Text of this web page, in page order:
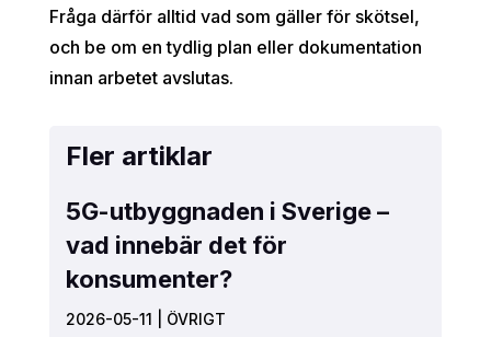
Fråga därför alltid vad som gäller för skötsel,
och be om en tydlig plan eller dokumentation
innan arbetet avslutas.
Fler artiklar
5G-utbyggnaden i Sverige –
vad innebär det för
konsumenter?
2026-05-11 ÖVRIGT